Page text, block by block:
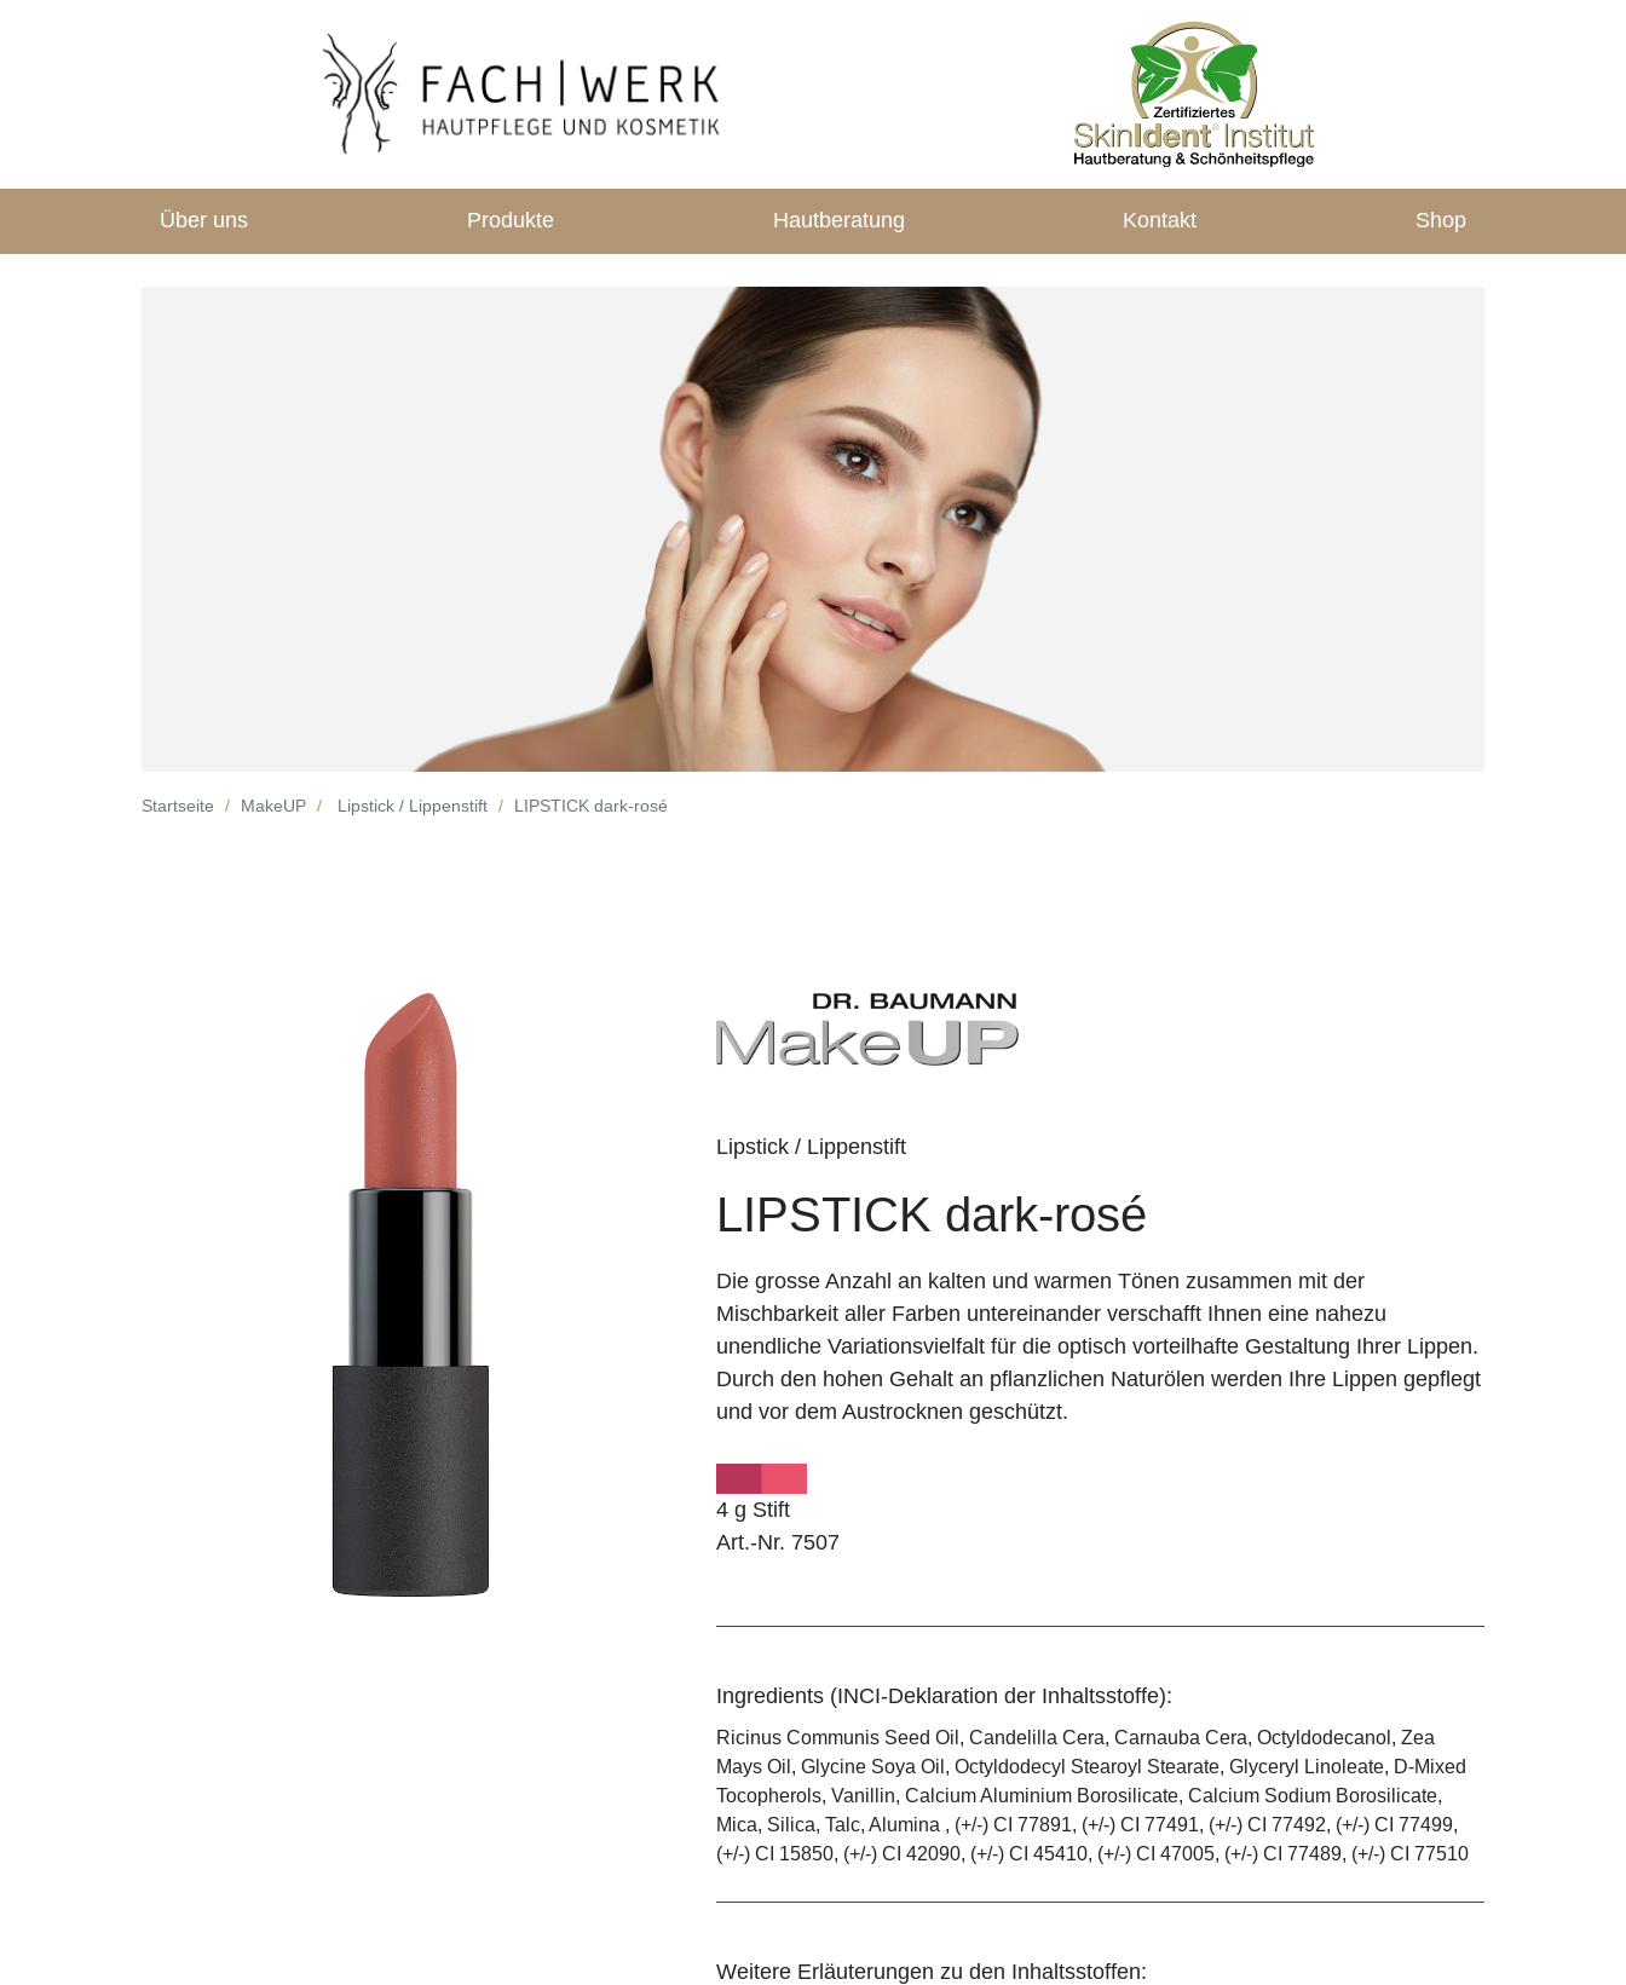
Über uns Produkte Hautberatung Kontakt Shop
Startseite MakeUP Lipstick / Lippenstift LIPSTICK dark-rosé
Lipstick / Lippenstift
LIPSTICK dark-rosé
Die grosse Anzahl an kalten und warmen Tönen zusammen mit der
Mischbarkeit aller Farben untereinander verschafft Ihnen eine nahezu
unendliche Variationsvielfalt für die optisch vorteilhafte Gestaltung Ihrer Lippen.
Durch den hohen Gehalt an pflanzlichen Naturölen werden Ihre Lippen gepflegt
und vor dem Austrocknen geschützt.
4 g Stift
Art.-Nr. 7507
Ingredients (INCI-Deklaration der Inhaltsstoffe):
Ricinus Communis Seed Oil, Candelilla Cera, Carnauba Cera, Octyldodecanol, Zea
Mays Oil, Glycine Soya Oil, Octyldodecyl Stearoyl Stearate, Glyceryl Linoleate, D-Mixed
Tocopherols, Vanillin, Calcium Aluminium Borosilicate, Calcium Sodium Borosilicate,
Mica, Silica, Talc, Alumina , (+/-) CI 77891, (+/-) CI 77491, (+/-) CI 77492, (+/-) CI 77499,
(+/-) CI 15850, (+/-) CI 42090, (+/-) CI 45410, (+/-) CI 47005, (+/-) CI 77489, (+/-) CI 77510
Weitere Erläuterungen zu den Inhaltsstoffen: